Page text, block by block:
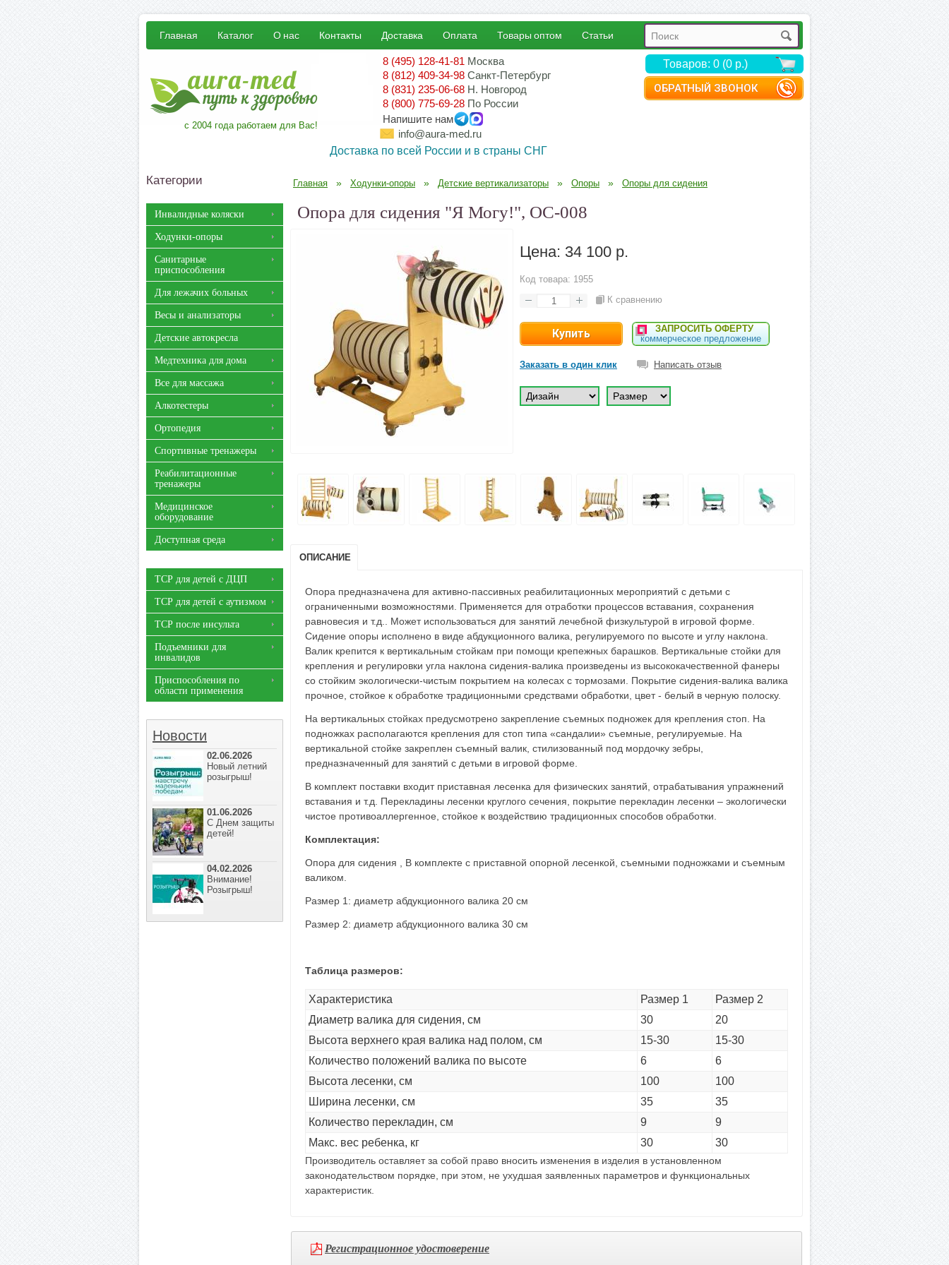
ОБРАТНЫЙ ЗВОНОК
Главная Каталог О нас Контакты Доставка Оплата Товары оптом Статьи
с 2004 года работаем для Вас!
8 (495) 128-41-81 Москва
8 (812) 409-34-98 Санкт-Петербург
8 (831) 235-06-68 Н. Новгород
8 (800) 775-69-28 По России
Напишите нам
info@aura-med.ru
Доставка по всей России и в страны СНГ
Товаров: 0 (0 р.)
Категории
Инвалидные коляски
Ходунки-опоры
Санитарные
приспособления
Для лежачих больных
Весы и анализаторы
Детские автокресла
Медтехника для дома
Все для массажа
Алкотестеры
Ортопедия
Спортивные тренажеры
Реабилитационные
тренажеры
Медицинское
оборудование
Доступная среда
ТСР для детей с ДЦП
ТСР для детей с аутизмом
ТСР после инсульта
Подъемники для
инвалидов
Приспособления по
области применения
Новости
02.06.2026
Новый летний
розыгрыш!
01.06.2026
С Днем защиты
детей!
04.02.2026
Внимание!
Розыгрыш!
Главная » Ходунки-опоры » Детские вертикализаторы » Опоры » Опоры для сидения
Опора для сидения "Я Могу!", ОС-008
Цена: 34 100 р.
Код товара: 1955
К сравнению
ЗАПРОСИТЬ ОФЕРТУ
коммерческое предложение
Заказать в один клик Написать отзыв
ОПИСАНИЕ
Опора предназначена для активно-пассивных реабилитационных мероприятий с детьми с
ограниченными возможностями. Применяется для отработки процессов вставания, сохранения
равновесия и т.д.. Может использоваться для занятий лечебной физкультурой в игровой форме.
Сидение опоры исполнено в виде абдукционного валика, регулируемого по высоте и углу наклона.
Валик крепится к вертикальным стойкам при помощи крепежных барашков. Вертикальные стойки для
крепления и регулировки угла наклона сидения-валика произведены из высококачественной фанеры
со стойким экологически-чистым покрытием на колесах с тормозами. Покрытие сидения-валика валика
прочное, стойкое к обработке традиционными средствами обработки, цвет - белый в черную полоску.
На вертикальных стойках предусмотрено закрепление съемных подножек для крепления стоп. На
подножках располагаются крепления для стоп типа «сандалии» съемные, регулируемые. На
вертикальной стойке закреплен съемный валик, стилизованный под мордочку зебры,
предназначенный для занятий с детьми в игровой форме.
В комплект поставки входит приставная лесенка для физических занятий, отрабатывания упражнений
вставания и т.д. Перекладины лесенки круглого сечения, покрытие перекладин лесенки – экологически
чистое противоаллергенное, стойкое к воздействию традиционных способов обработки.
Комплектация:
Опора для сидения , В комплекте с приставной опорной лесенкой, съемными подножками и съемным
валиком.
Размер 1: диаметр абдукционного валика 20 см
Размер 2: диаметр абдукционного валика 30 см
Таблица размеров:
Характеристика Размер 1
Размер 2
Диаметр валика для сидения, см
30
20
Высота верхнего края валика над полом, см
15-30
15-30
Количество положений валика по высоте
6
6
Высота лесенки, см
100
100
Ширина лесенки, см
35
35
Количество перекладин, см
9
9
Макс. вес ребенка, кг
30 30
Производитель оставляет за собой право вносить изменения в изделия в установленном
законодательством порядке, при этом, не ухудшая заявленных параметров и функциональных
характеристик.
Регистрационное удостоверение